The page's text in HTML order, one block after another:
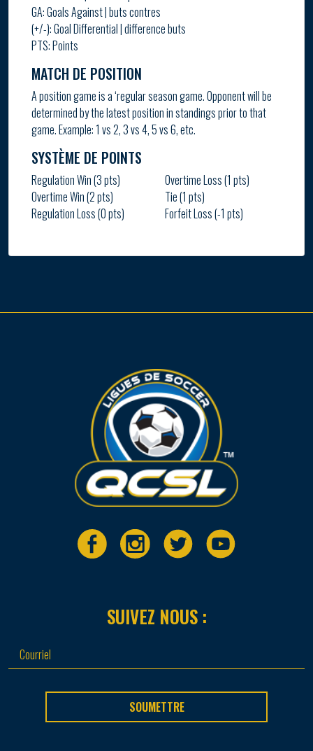
GA: Goals Against | buts contres
(+/-): Goal Differential | difference buts
PTS: Points
MATCH DE POSITION
A position game is a ‘regular season game. Opponent will be
determined by the latest position in standings prior to that
game. Example: 1 vs 2, 3 vs 4, 5 vs 6, etc.
SYSTÈME DE POINTS
Regulation Win (3 pts)
Overtime Win (2 pts)
Regulation Loss (0 pts)
Overtime Loss (1 pts)
Tie (1 pts)
Forfeit Loss (-1 pts)
SUIVEZ NOUS :
SOUMETTRE